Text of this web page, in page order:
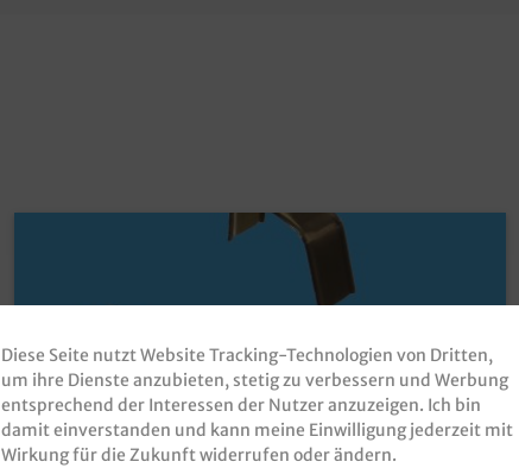
Diese Seite nutzt Website Tracking-Technologien von Dritten,
um ihre Dienste anzubieten, stetig zu verbessern und Werbung
entsprechend der Interessen der Nutzer anzuzeigen. Ich bin
damit einverstanden und kann meine Einwilligung jederzeit mit
Wirkung für die Zukunft widerrufen oder ändern.